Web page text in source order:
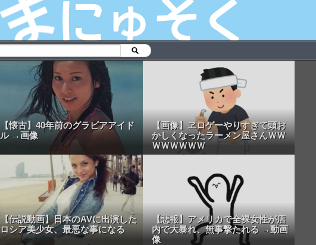
【懐古】40年前のグラビアアイド
ル →画像
【画像】ヱロゲーやりすぎて頭お
かしくなったラーメン屋さんＷＷ
ＷＷＷＷＷＷ
【伝説動画】日本のAVに出演した
ロシア美少女、最悪な事になる
【悲報】アメリカで全裸女性が店
内で大暴れ、無事撃たれる →動画
像